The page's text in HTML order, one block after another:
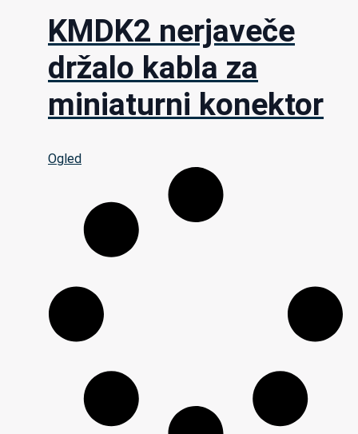
KMDK2 nerjaveče
držalo kabla za
miniaturni konektor
Ogled